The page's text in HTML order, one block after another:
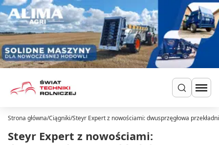
Przejdź do treści
Ciągniki
Ładowarki
Szukaj
Strona główna/Ciągniki/Steyr Expert z nowościami: dwusprzęgłowa
Steyr Expert z nowościami: